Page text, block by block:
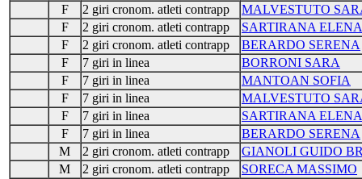
F
2 giri cronom. atleti contrapp
MALVESTUTO
F
2 giri cronom. atleti contrapp
SARTIRANA ELENA
F
2 giri cronom. atleti contrapp
BERARDO SERENA
F
7 giri in linea
BORRONI SARA
F
7 giri in linea
MANTOAN SOFIA
F
7 giri in linea
MALVESTUTO
F
7 giri in linea
SARTIRANA ELENA
F
7 giri in linea
BERARDO SERENA
M
2 giri cronom. atleti contrapp
GIANOLI GUIDO
M
2 giri cronom. atleti contrapp
SORECA MASSIMO